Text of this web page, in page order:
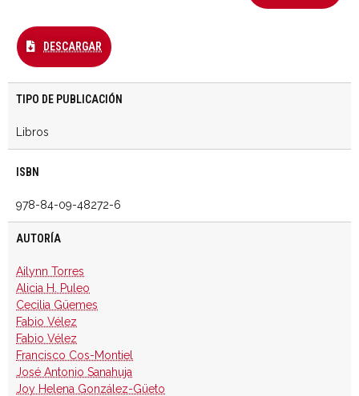
DESCARGAR
TIPO DE PUBLICACIÓN
Libros
ISBN
978-84-09-48272-6
AUTORÍA
Ailynn Torres
Alicia H. Puleo
Cecilia Güemes
Fabio Vélez
Fabio Vélez
Francisco Cos-Montiel
José Antonio Sanahuja
Joy Helena González-Güeto